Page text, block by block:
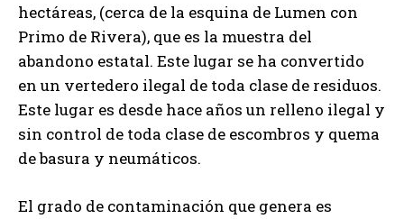
hectáreas, (cerca de la esquina de Lumen con
Primo de Rivera), que es la muestra del
abandono estatal. Este lugar se ha convertido
en un vertedero ilegal de toda clase de residuos.
Este lugar es desde hace años un relleno ilegal y
sin control de toda clase de escombros y quema
de basura y neumáticos.
El grado de contaminación que genera es